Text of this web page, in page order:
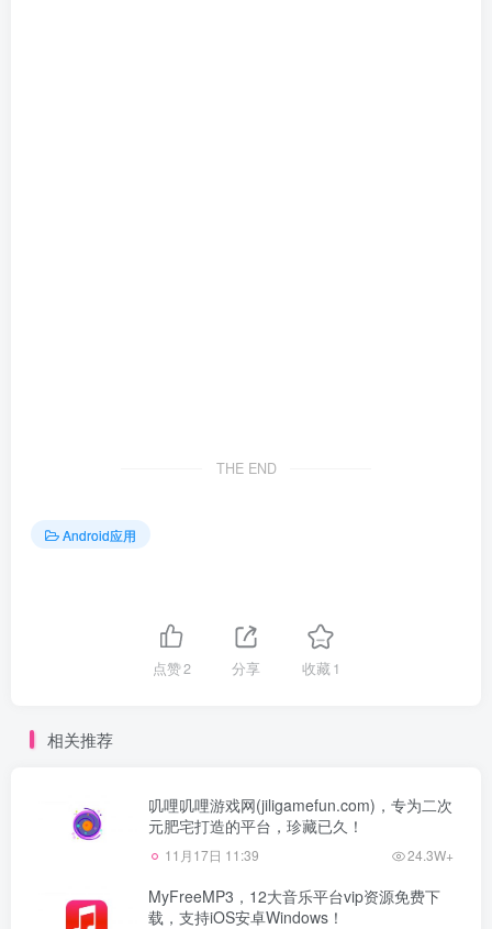
THE END
Android应用
点赞2 分享 收藏1
相关推荐
叽哩叽哩游戏网(jiligamefun.com)，专为二次
元肥宅打造的平台，珍藏已久！
11月17日 11:39 24.3W+
MyFreeMP3，12大音乐平台vip资源免费下
载，支持iOS安卓Windows！